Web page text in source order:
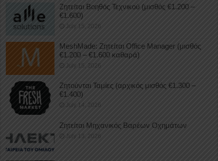
Ζητείται Βοηθός Τεχνικού (μισθός €1.200 –
€1.600)
July 15, 2026
MeshMade: Ζητείται Office Manager (μισθός
€1.200 – €1.600 καθαρά)
July 15, 2026
Ζητούνται Ταμίες (αρχικός μισθός €1.300 –
€1.400)
July 14, 2026
Ζητείται Μηχανικός Βαρέων Οχημάτων
July 13, 2026